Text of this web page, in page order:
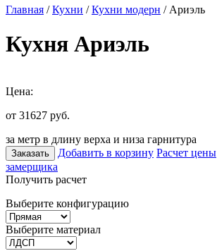
Главная /Кухни /Кухни модерн / Ариэль
Кухня Ариэль
Цена:
от 31627 руб.
за метр в длину верха и низа гарнитура
Заказать Добавить в корзину Расчет цены
замерщика
Получить расчет
Выберите конфигурацию
Выберите материал